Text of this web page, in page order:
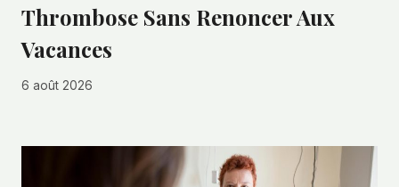
Thrombose Sans Renoncer Aux
Vacances
6 août 2026